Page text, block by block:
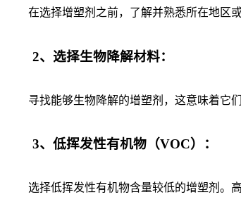
在选择增塑剂之前，了解并熟悉所在地区或
2、选择生物降解材料：
寻找能够生物降解的增塑剂，这意味着它们
3、低挥发性有机物（VOC）：
选择低挥发性有机物含量较低的增塑剂。高